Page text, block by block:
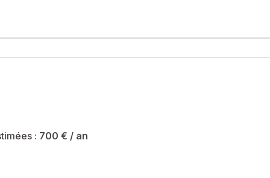
au RSAC de NANTES sous le numéro 877 820 423
: 700 € / an